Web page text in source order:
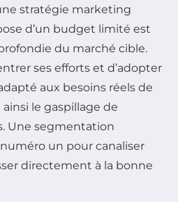
stratégie marketing
d’un budget limité est
du marché cible.
ses efforts et d’adopter
aux besoins réels de
le gaspillage de
Une segmentation
un pour canaliser
directement à la bonne